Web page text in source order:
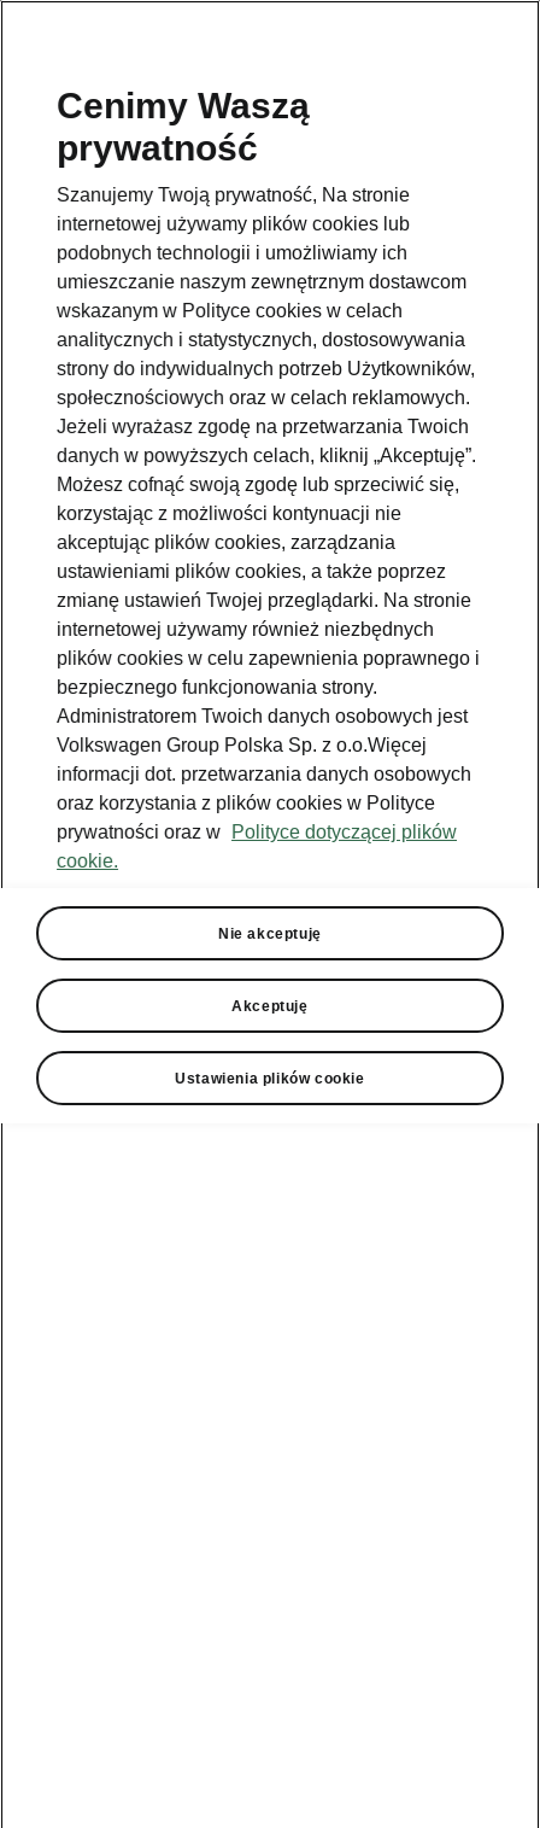
Cenimy Waszą
prywatność
Szanujemy Twoją prywatność, Na stronie
internetowej używamy plików cookies lub
podobnych technologii i umożliwiamy ich
umieszczanie naszym zewnętrznym dostawcom
wskazanym w Polityce cookies w celach
analitycznych i statystycznych, dostosowywania
strony do indywidualnych potrzeb Użytkowników,
społecznościowych oraz w celach reklamowych.
Jeżeli wyrażasz zgodę na przetwarzania Twoich
danych w powyższych celach, kliknij „Akceptuję”.
Możesz cofnąć swoją zgodę lub sprzeciwić się,
korzystając z możliwości kontynuacji nie
akceptując plików cookies, zarządzania
ustawieniami plików cookies, a także poprzez
zmianę ustawień Twojej przeglądarki. Na stronie
internetowej używamy również niezbędnych
plików cookies w celu zapewnienia poprawnego i
bezpiecznego funkcjonowania strony.
Administratorem Twoich danych osobowych jest
Volkswagen Group Polska Sp. z o.o.Więcej
informacji dot. przetwarzania danych osobowych
oraz korzystania z plików cookies w Polityce
prywatności oraz w
Polityce dotyczącej plików
cookie.
Nie akceptuję
Akceptuję
Ustawienia plików cookie